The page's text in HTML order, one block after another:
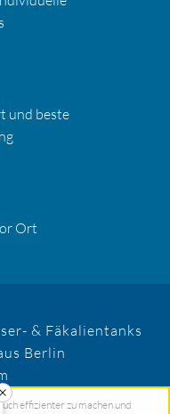
effizienter zu machen und
und beste
Ort
& Fäkalientanks
Berlin